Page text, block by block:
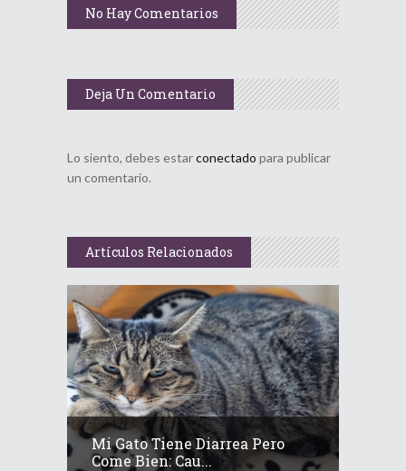
No Hay Comentarios
Deja Un Comentario
Lo siento, debes estarconectado para publicar
un comentario.
Artículos Relacionados
Mi Gato Tiene Diarrea Pero
Come Bien: Cau...